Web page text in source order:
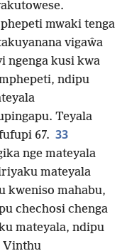
mwaki tenga
vigaŵa
ngenga kusi kwa
ndipu
Teyala
67. 33
nge mateyala
mateyala
kweniso mahabu,
chechosi chenga
mateyala, ndipu
Vinthu